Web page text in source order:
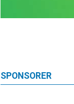
SPONSORER